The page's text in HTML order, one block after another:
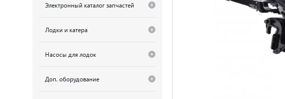
Электронный каталог запчастей
Лодки и катера
Насосы для лодок
Доп. оборудование